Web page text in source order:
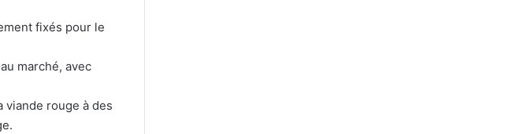
fixés pour le
marché, avec
rouge à des
Younes
l’or au saut en